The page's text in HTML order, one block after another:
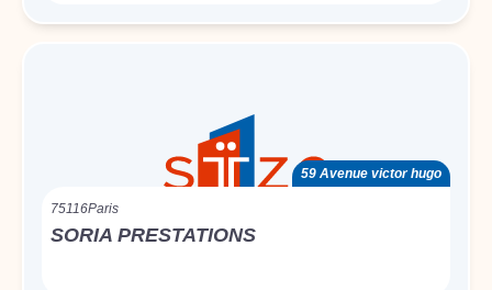
59 Avenue victor hugo
75116Paris
SORIA PRESTATIONS